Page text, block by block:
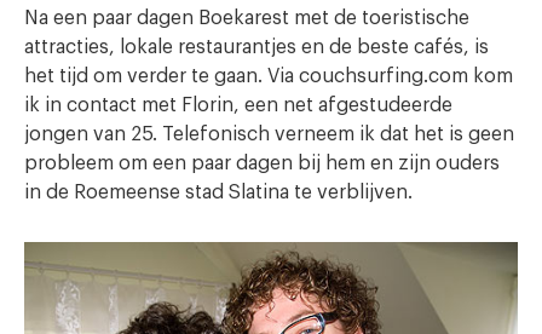
Na een paar dagen Boekarest met de toeristische
attracties, lokale restaurantjes en de beste cafés, is
het tijd om verder te gaan. Via couchsurfing.com kom
ik in contact met Florin, een net afgestudeerde
jongen van 25. Telefonisch verneem ik dat het is geen
probleem om een paar dagen bij hem en zijn ouders
in de Roemeense stad Slatina te verblijven.